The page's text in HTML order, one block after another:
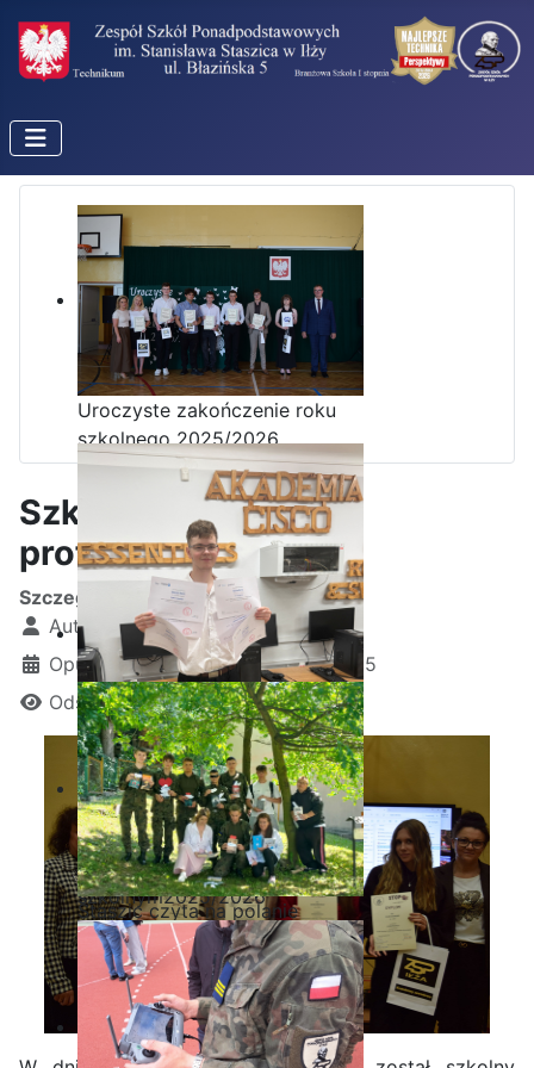
Uroczyste zakończenie roku
szkolnego 2025/2026
Ostatnia garść certyfikatów
Akademii CISCO w roku
szkolnym2025/2026
Staszic czyta na polanie
Szkolny konkurs
profilaktyczny
Szczegóły
Autor:
Kamil Krosta
Opublikowano: 07 październik 2025
Odsłon: 850